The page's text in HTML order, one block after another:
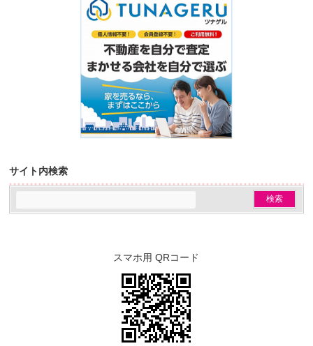
サイト内検索
スマホ用 QRコード